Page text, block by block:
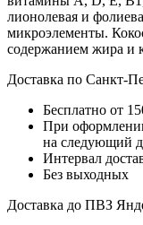
лионолевая и
микроэлементы.
содержанием жира и
Доставка по Санкт-
Бесплатно от
При оформлении
на следующий
Интервал
Без выходных
Доставка до ПВЗ